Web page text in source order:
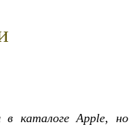
в каталоге Apple, но